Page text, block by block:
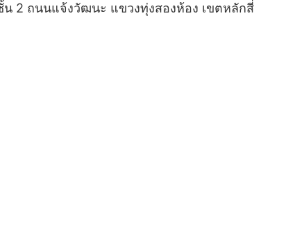
2 ถนนแจ้งวัฒนะ แขวงทุ่งสองห้อง เขตหลักสี่